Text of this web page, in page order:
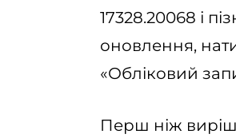
17328.20068 і
оновлення,
«Обліковий
Перш ніж